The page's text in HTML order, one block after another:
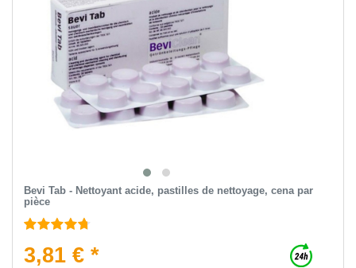
Bevi Tab - Nettoyant acide, pastilles de nettoyage, сena par
pièce
3,81 € *